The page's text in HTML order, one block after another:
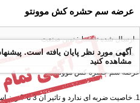
عرضه سم حشره کش موونتو
ارسال شده توسط : نوین صنعت
همه آگهی های این کاربر
عرضه سم حشره کش موونتو
1. خاصیت ضربه ای ندارد و تاثیر آن 3 تا 7 روز است.
آگهی مورد نظر پایان یافته است.
مشاهده کنید